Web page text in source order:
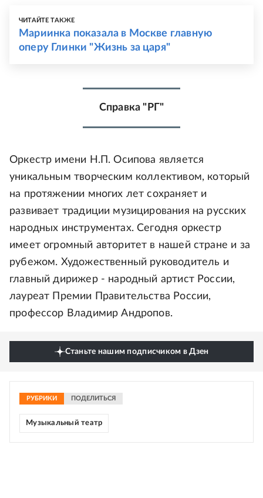
ЧИТАЙТЕ ТАКЖЕ
Мариинка показала в Москве главную
оперу Глинки "Жизнь за царя"
Справка "РГ"
Оркестр имени Н.П. Осипова является
уникальным творческим коллективом, который
на протяжении многих лет сохраняет и
развивает традиции музицирования на русских
народных инструментах. Сегодня оркестр
имеет огромный авторитет в нашей стране и за
рубежом. Художественный руководитель и
главный дирижер - народный артист России,
лауреат Премии Правительства России,
профессор Владимир Андропов.
Станьте нашим подписчиком в Дзен
РУБРИКИ ПОДЕЛИТЬСЯ
Музыкальный театр